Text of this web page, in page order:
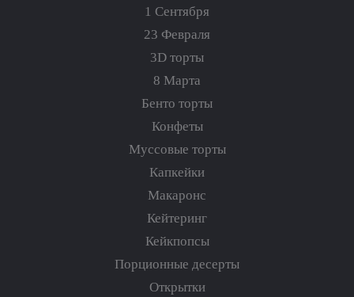
1 Сентября
23 Февраля
3D торты
8 Марта
Бенто торты
Конфеты
Муссовые торты
Капкейки
Макаронс
Кейтеринг
Кейкпопсы
Порционные десерты
Открытки